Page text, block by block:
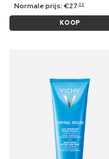
Normale prijs:€27 99
KOOP